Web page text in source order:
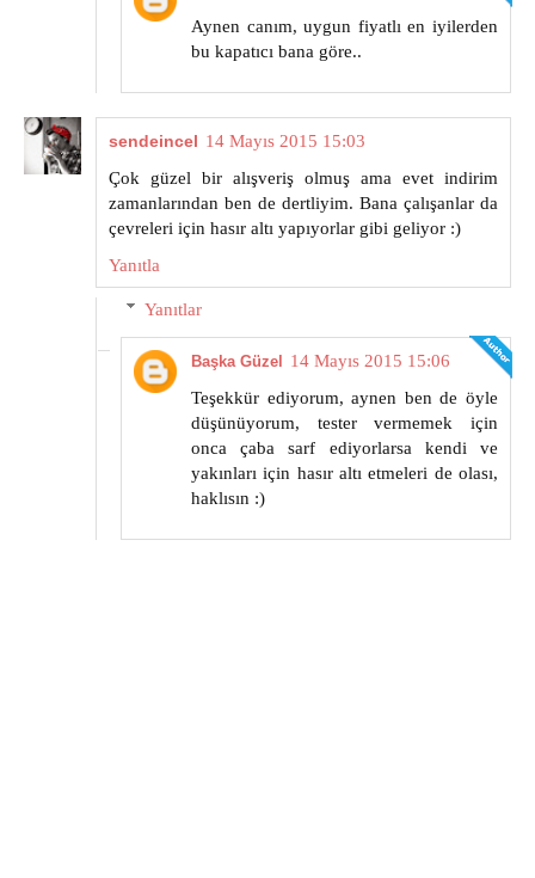
Aynen canım, uygun fiyatlı en iyilerden
bu kapatıcı bana göre..
sendeincel 14 Mayıs 2015 15:03
Çok güzel bir alışveriş olmuş ama evet indirim
zamanlarından ben de dertliyim. Bana çalışanlar da
çevreleri için hasır altı yapıyorlar gibi geliyor :)
Yanıtla
Yanıtlar
Başka Güzel
14 Mayıs 2015 15:06
Teşekkür ediyorum, aynen ben de öyle
düşünüyorum, tester vermemek için
onca çaba sarf ediyorlarsa kendi ve
yakınları için hasır altı etmeleri de olası,
haklısın :)